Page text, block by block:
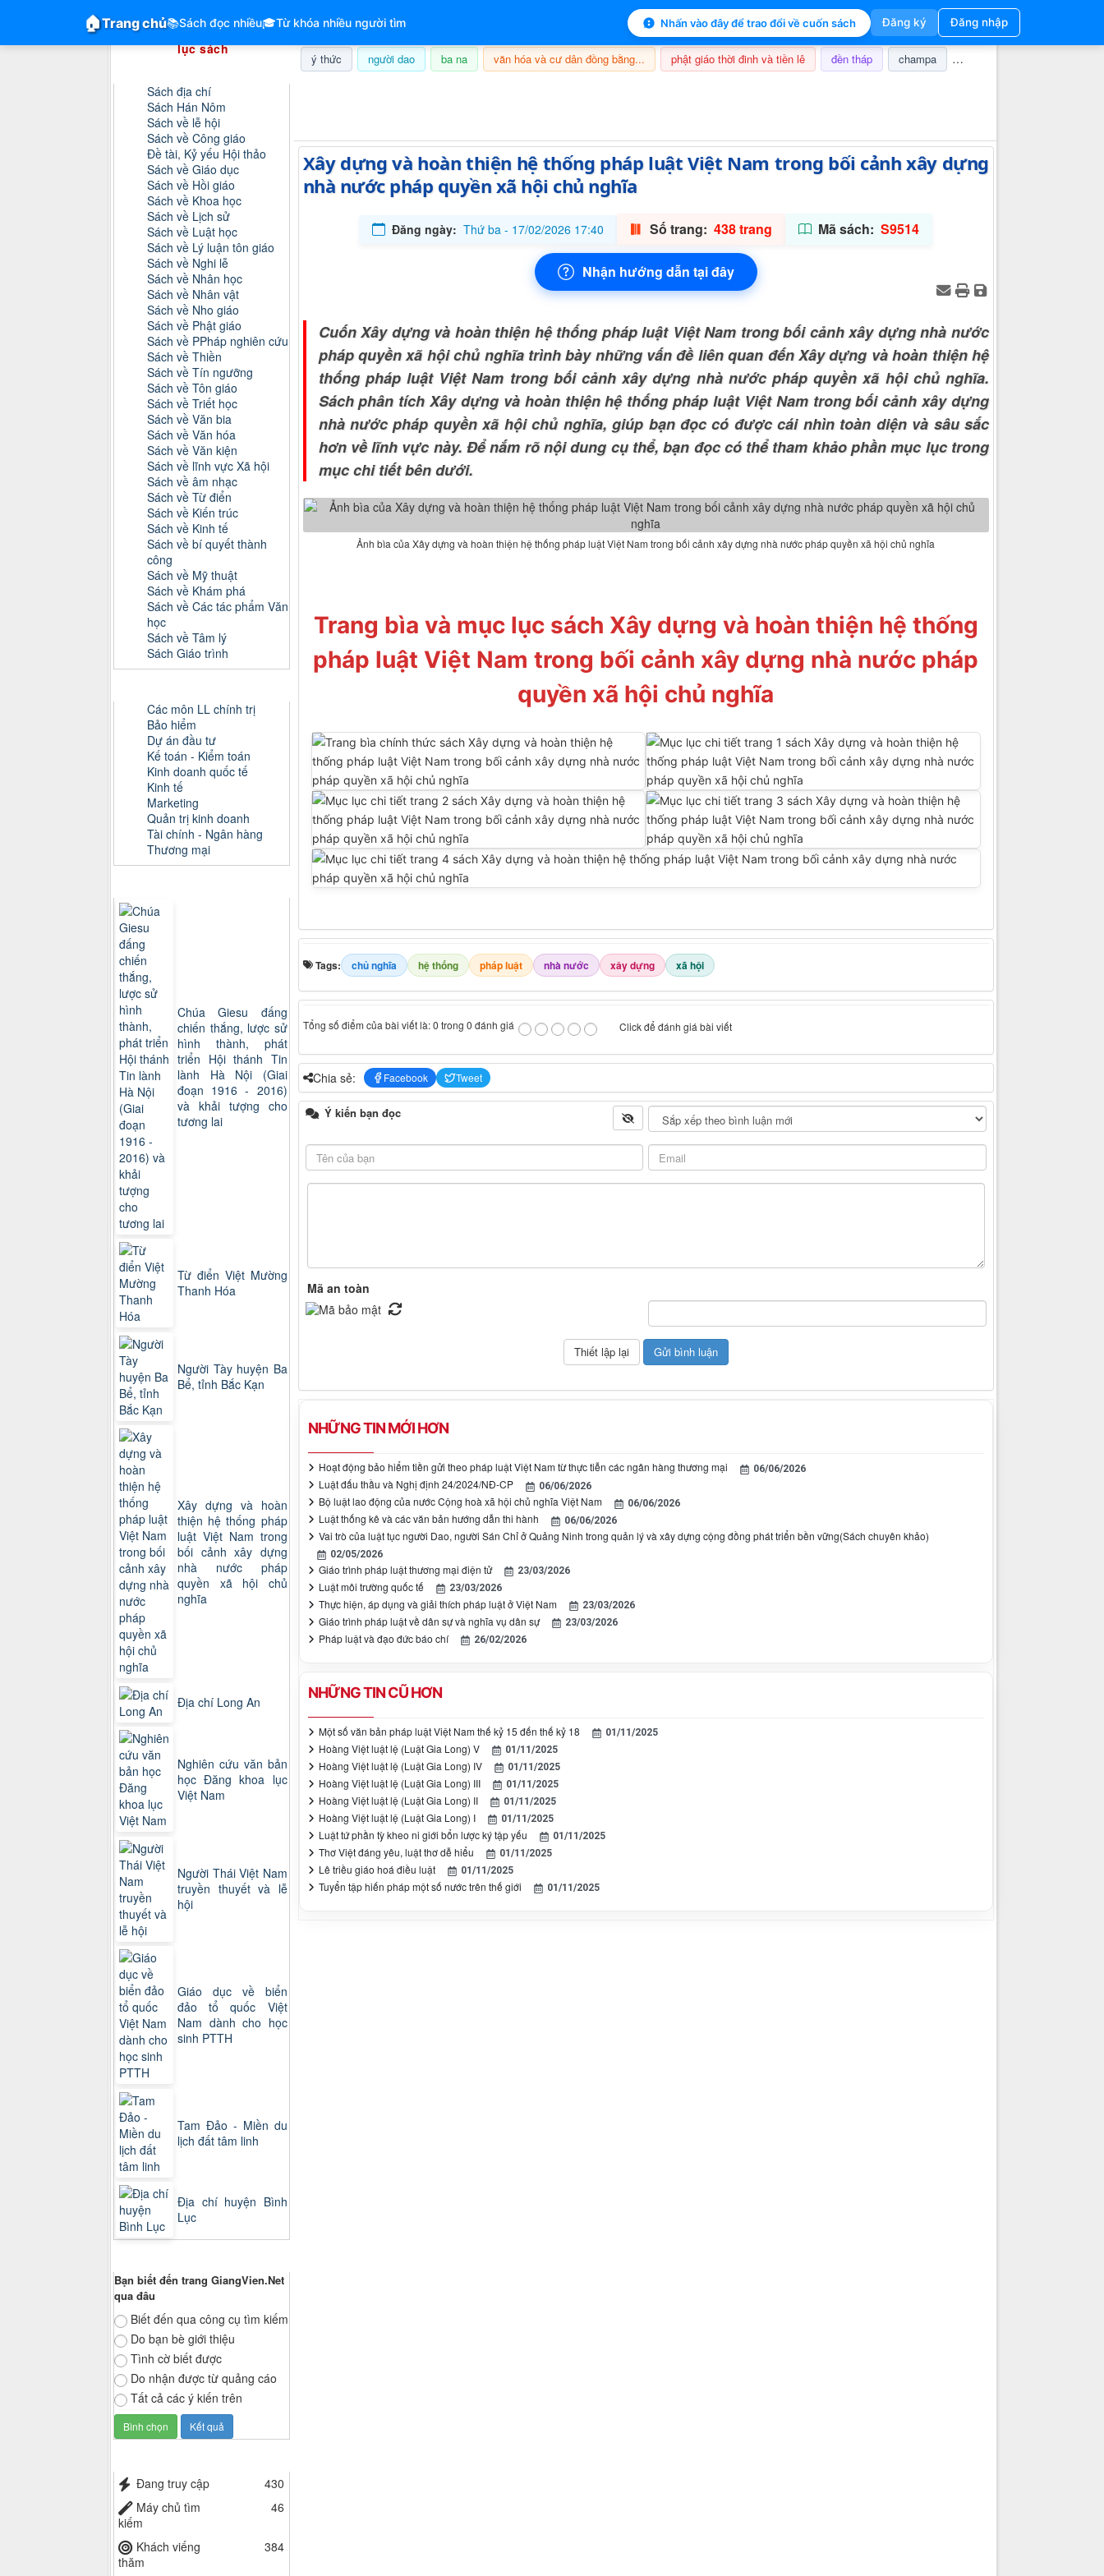
🏠Trang chủ📚Sách đọc nhiều🎓Từ khóa nhiều người tìm Nhấn vào đây để trao đổi về cuốn sách Đăng ký Đăng nhập
ý thức người dao ba na văn hóa và cư dân đồng bằng... phật giáo thời đinh và tiền lê đền tháp champa nghi lễ
Xây dựng và hoàn thiện hệ thống pháp luật Việt Nam trong bối cảnh xây dựng
nhà nước pháp quyền xã hội chủ nghĩa
Đăng ngày: Thứ ba - 17/02/2026 17:40 Số trang: 438 trang Mã sách: S9514
Nhận hướng dẫn tại đây
Cuốn Xây dựng và hoàn thiện hệ thống pháp luật Việt Nam trong bối cảnh xây dựng nhà nước
pháp quyền xã hội chủ nghĩa trình bày những vấn đề liên quan đến Xây dựng và hoàn thiện hệ
thống pháp luật Việt Nam trong bối cảnh xây dựng nhà nước pháp quyền xã hội chủ nghĩa.
Sách phân tích Xây dựng và hoàn thiện hệ thống pháp luật Việt Nam trong bối cảnh xây dựng
nhà nước pháp quyền xã hội chủ nghĩa, giúp bạn đọc có được cái nhìn toàn diện và sâu sắc
hơn về lĩnh vực này. Để nắm rõ nội dung cụ thể, bạn đọc có thể tham khảo phần mục lục trong
mục chi tiết bên dưới.
Ảnh bìa của Xây dựng và hoàn thiện hệ thống pháp luật Việt Nam trong bối cảnh xây dựng nhà nước pháp quyền xã hội chủ nghĩa
Trang bìa và mục lục sách Xây dựng và hoàn thiện hệ thống
pháp luật Việt Nam trong bối cảnh xây dựng nhà nước pháp
quyền xã hội chủ nghĩa
Tags: chủ nghĩa hệ thống pháp luật nhà nước xây dựng xã hội
Tổng số điểm của bài viết là: 0 trong 0 đánh giá Click để đánh giá bài viết
Chia sẻ: Facebook Tweet
Ý kiến bạn đọc
Mã an toàn
NHỮNG TIN MỚI HƠN
Hoạt động bảo hiểm tiền gửi theo pháp luật Việt Nam từ thực tiễn các ngân hàng thương mại 06/06/2026
Luật đấu thầu và Nghị định 24/2024/NĐ-CP 06/06/2026
Bộ luật lao động của nước Cộng hoà xã hội chủ nghĩa Việt Nam 06/06/2026
Luật thống kê và các văn bản hướng dẫn thi hành 06/06/2026
Vai trò của luật tục người Dao, người Sán Chỉ ở Quảng Ninh trong quản lý và xây dựng cộng đồng phát triển bền vững(Sách chuyên khảo)
02/05/2026
Giáo trình pháp luật thương mại điện tử 23/03/2026
Luật môi trường quốc tế 23/03/2026
Thực hiện, áp dụng và giải thích pháp luật ở Việt Nam 23/03/2026
Giáo trình pháp luật về dân sự và nghĩa vụ dân sự 23/03/2026
Pháp luật và đạo đức báo chí 26/02/2026
NHỮNG TIN CŨ HƠN
Một số văn bản pháp luật Việt Nam thế kỷ 15 đến thế kỷ 18 01/11/2025
Hoàng Việt luật lệ (Luật Gia Long) V 01/11/2025
Hoàng Việt luật lệ (Luật Gia Long) IV 01/11/2025
Hoàng Việt luật lệ (Luật Gia Long) III 01/11/2025
Hoàng Việt luật lệ (Luật Gia Long) II 01/11/2025
Hoàng Việt luật lệ (Luật Gia Long) I 01/11/2025
Luật tứ phần tỳ kheo ni giới bổn lược ký tập yếu 01/11/2025
Thơ Việt đáng yêu, luật thơ dễ hiểu 01/11/2025
Lê triều giáo hoá điều luật 01/11/2025
Tuyển tập hiến pháp một số nước trên thế giới 01/11/2025
Hệ thống hóa tài liệu & mục
lục sách
Sách địa chí
Sách Hán Nôm
Sách về lễ hội
Sách về Công giáo
Đề tài, Kỷ yếu Hội thảo
Sách về Giáo dục
Sách về Hồi giáo
Sách về Khoa học
Sách về Lịch sử
Sách về Luật học
Sách về Lý luận tôn giáo
Sách về Nghi lễ
Sách về Nhân học
Sách về Nhân vật
Sách về Nho giáo
Sách về Phật giáo
Sách về PPháp nghiên cứu
Sách về Thiền
Sách về Tín ngưỡng
Sách về Tôn giáo
Sách về Triết học
Sách về Văn bia
Sách về Văn hóa
Sách về Văn kiện
Sách về lĩnh vực Xã hội
Sách về âm nhạc
Sách về Từ điển
Sách về Kiến trúc
Sách về Kinh tế
Sách về bí quyết thành
công
Sách về Mỹ thuật
Sách về Khám phá
Sách về Các tác phẩm Văn
học
Sách về Tâm lý
Sách Giáo trình
Các môn LL chính trị
Bảo hiểm
Dự án đầu tư
Kế toán - Kiểm toán
Kinh doanh quốc tế
Kinh tế
Marketing
Quản trị kinh doanh
Tài chính - Ngân hàng
Thương mại
Chúa Giesu đấng
chiến thắng, lược sử
hình thành, phát
triển Hội thánh Tin
lành Hà Nội (Giai
đoạn 1916 - 2016)
và khải tượng cho
tương lai
Từ điển Việt Mường
Thanh Hóa
Người Tày huyện Ba
Bể, tỉnh Bắc Kạn
Xây dựng và hoàn
thiện hệ thống pháp
luật Việt Nam trong
bối cảnh xây dựng
nhà nước pháp
quyền xã hội chủ
nghĩa
Địa chí Long An
Nghiên cứu văn bản
học Đăng khoa lục
Việt Nam
Người Thái Việt Nam
truyền thuyết và lễ
hội
Giáo dục về biển
đảo tổ quốc Việt
Nam dành cho học
sinh PTTH
Tam Đảo - Miền du
lịch đất tâm linh
Địa chí huyện Bình
Lục
Bạn biết đến trang GiangVien.Net
qua đâu
Biết đến qua công cụ tìm kiếm
Do bạn bè giới thiệu
Tình cờ biết được
Do nhận được từ quảng cáo
Tất cả các ý kiến trên
Đang truy cập
430
Máy chủ tìm
kiếm
46
Khách viếng
thăm
384